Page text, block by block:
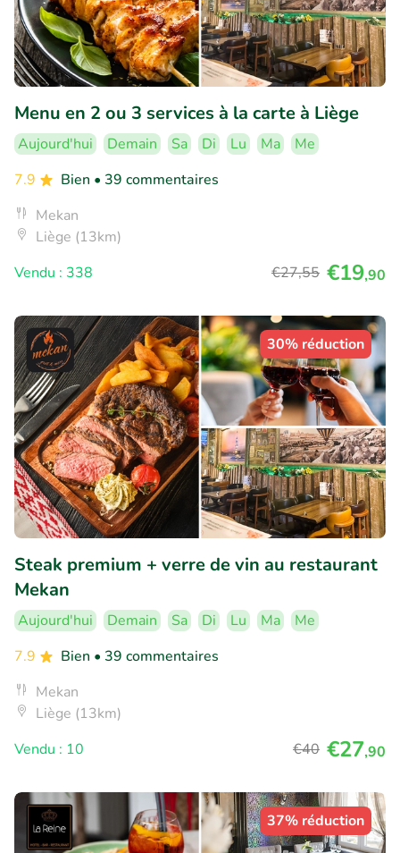
Menu en 2 ou 3 services à la carte à Liège
Aujourd'hui Demain Sa Di Lu Ma
Me
7.9
Bien • 39 commentaires
Mekan
Liège (13km)
Vendu : 338
€27,55 €19,90
30% réduction
Steak premium + verre de vin au restaurant
Mekan
Aujourd'hui Demain Sa Di Lu Ma
Me
7.9
Bien • 39 commentaires
Mekan
Liège (13km)
Vendu : 10
€40 €27,90
37% réduction